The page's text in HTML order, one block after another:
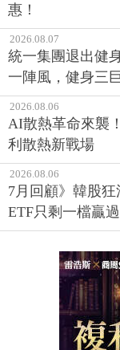
惠！
2026.08.07
統一集團退出健
一陣風，健身三
2026.08.06
AI散熱革命來襲
利散熱新戰場
2026.08.06
7月回顧》韓股
ETF只剩一檔贏